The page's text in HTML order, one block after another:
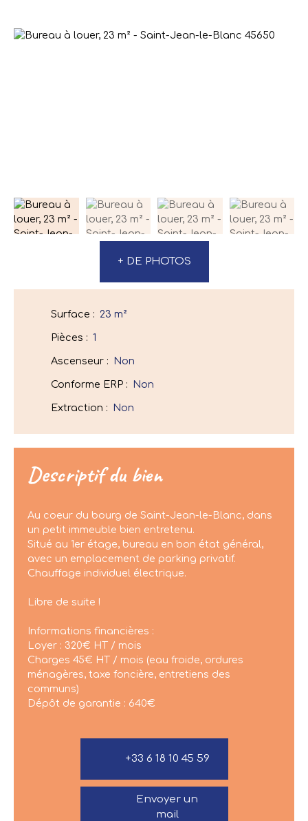
+ DE PHOTOS
Surface : 23 m²
Pièces : 1
Ascenseur : Non
Conforme ERP : Non
Extraction : Non
Descriptif du bien
Au coeur du bourg de Saint-Jean-le-Blanc, dans
un petit immeuble bien entretenu.
Situé au 1er étage, bureau en bon état général,
avec un emplacement de parking privatif.
Chauffage individuel électrique.
Libre de suite !
Informations financières :
Loyer : 320€ HT / mois
Charges 45€ HT / mois (eau froide, ordures
ménagères, taxe foncière, entretiens des
communs)
Dépôt de garantie : 640€
+33 6 18 10 45 59
Envoyer un
mail